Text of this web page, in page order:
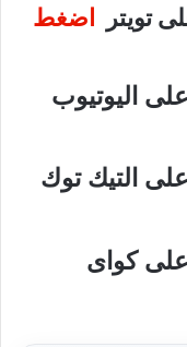
تويتر اضغط
اليوتيوب
التيك توك
على كواى